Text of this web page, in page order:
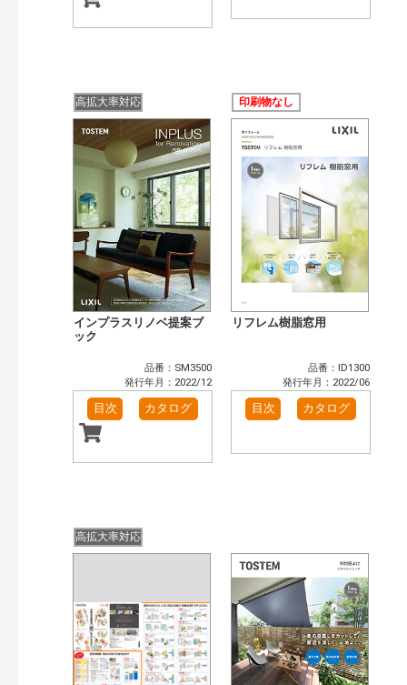
高拡大率対応
インプラスリノベ提案ブ
ック
品番：SM3500
発行年月：2022/12
目次 カタログ
印刷物なし
リフレム樹脂窓用
品番：ID1300
発行年月：2022/06
目次 カタログ
高拡大率対応